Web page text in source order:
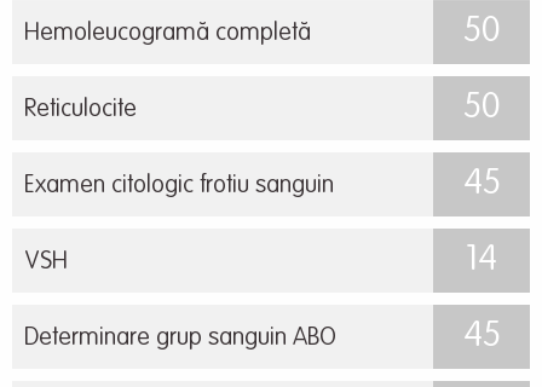
Hemoleucogramă completă 50
Reticulocite 50
Examen citologic frotiu sanguin 45
VSH 14
Determinare grup sanguin ABO 45